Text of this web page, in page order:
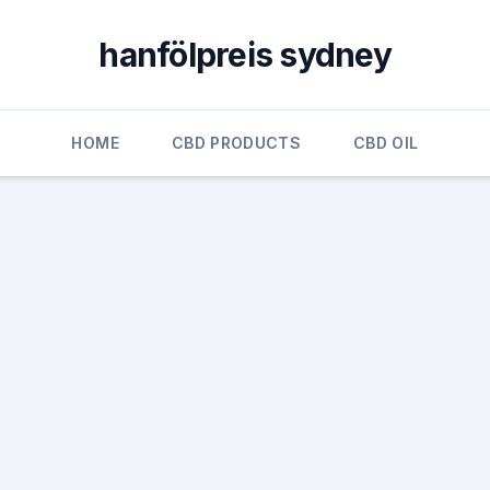
hanfölpreis sydney
HOME CBD PRODUCTS CBD OIL